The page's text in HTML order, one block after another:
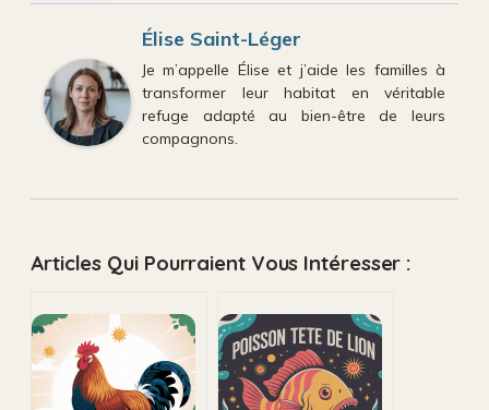
Élise Saint-Léger
Je m’appelle Élise et j’aide les familles à
transformer leur habitat en véritable
refuge adapté au bien-être de leurs
compagnons.
Articles Qui Pourraient Vous Intéresser :